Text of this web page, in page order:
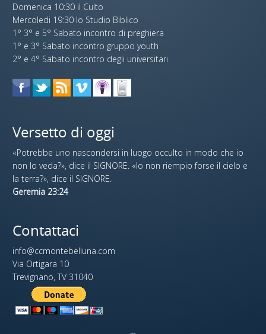
Domenica 10:30 il Culto
Mercoledi 19:30 lo Studio Biblico
1° 3° e 5° Sabato incontro di preghiera
1° e 3° Sabato incontro gruppo youth
2° e 4° Sabato incontro degli universitari
Versetto di oggi
«Potrebbe uno nascondersi in luogo occulto in modo che io
non lo veda?», dice il SIGNORE. «Io non riempio forse il cielo e
la terra?», dice il SIGNORE.
Geremia 23:24
Contattaci
info@ccmontebelluna.com
Via Ortigara 10
Trevignano, TV 31040